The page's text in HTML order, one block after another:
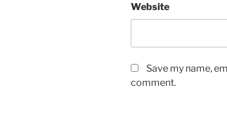
Website
Save my name,
comment.